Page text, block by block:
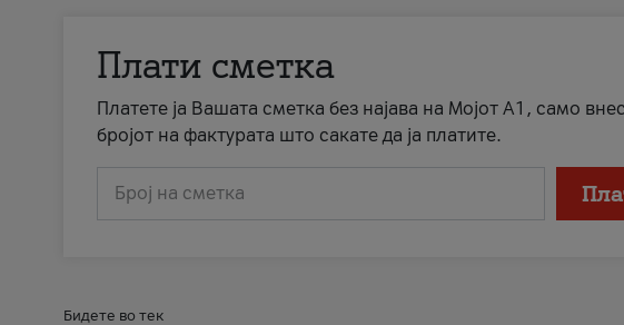
Плати сметка
Платете ја Вашата сметка без најава на Мојот А1, само
бројот на фактурата што сакате да ја платите.
Број на сметка
Бидете во тек